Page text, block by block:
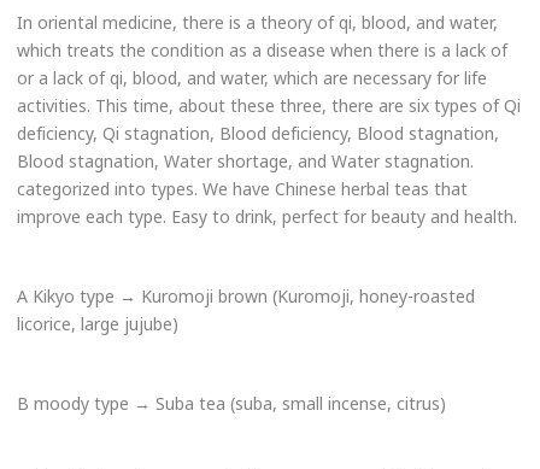
In oriental medicine, there is a theory of qi, blood, and water,
which treats the condition as a disease when there is a lack of
or a lack of qi, blood, and water, which are necessary for life
activities. This time, about these three, there are six types of Qi
deficiency, Qi stagnation, Blood deficiency, Blood stagnation,
Blood stagnation, Water shortage, and Water stagnation.
categorized into types. We have Chinese herbal teas that
improve each type. Easy to drink, perfect for beauty and health.
A Kikyo type → Kuromoji brown (Kuromoji, honey-roasted
licorice, large jujube)
B moody type → Suba tea (suba, small incense, citrus)